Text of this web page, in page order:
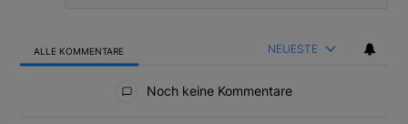
ALLE KOMMENTARE NEUESTE
Noch keine Kommentare